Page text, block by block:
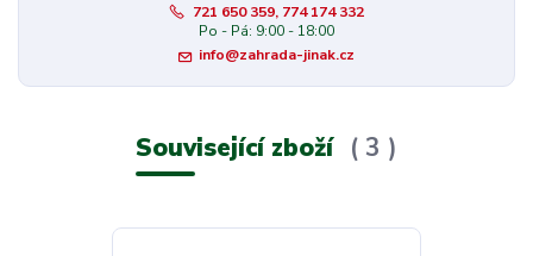
721 650 359, 774 174 332
Po - Pá: 9:00 - 18:00
info@zahrada-jinak.cz
Související zboží 3